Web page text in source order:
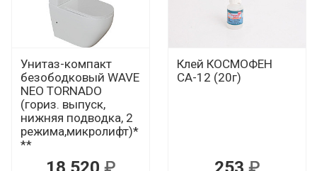
Унитаз-компакт
безободковый WAVE
NEO TORNADO
(гориз. выпуск,
нижняя подводка, 2
режима,микролифт)*
**
Клей КОСМОФЕН
СА-12 (20г)